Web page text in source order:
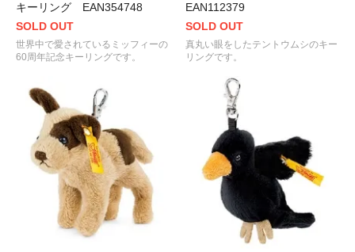
キーリング EAN354748
SOLD OUT
世界中で愛されているミッフィーの
60周年記念キーリングです。
EAN112379
SOLD OUT
真丸い眼をしたテントウムシのキー
リングです。